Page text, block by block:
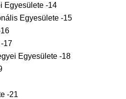
Egyesülete -14
Egyesülete -15
17
Egyesülete -18
-21